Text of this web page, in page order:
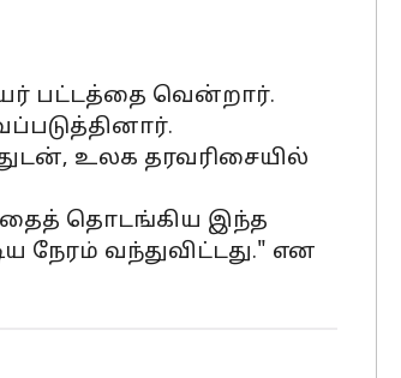
பட்டத்தை வென்றார்.
உலக தரவரிசையில்
தொடங்கிய இந்த
நேரம் வந்துவிட்டது." என